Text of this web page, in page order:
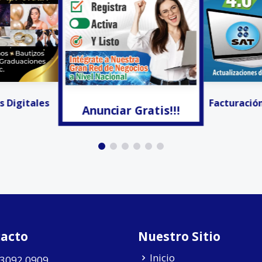
Facturación Electrónica
Nuestro Sitio
Inicio